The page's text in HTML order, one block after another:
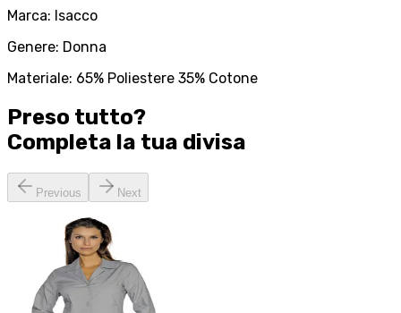
Marca: Isacco
Genere: Donna
Materiale: 65% Poliestere 35% Cotone
Preso tutto?
Completa la tua divisa
Previous Next